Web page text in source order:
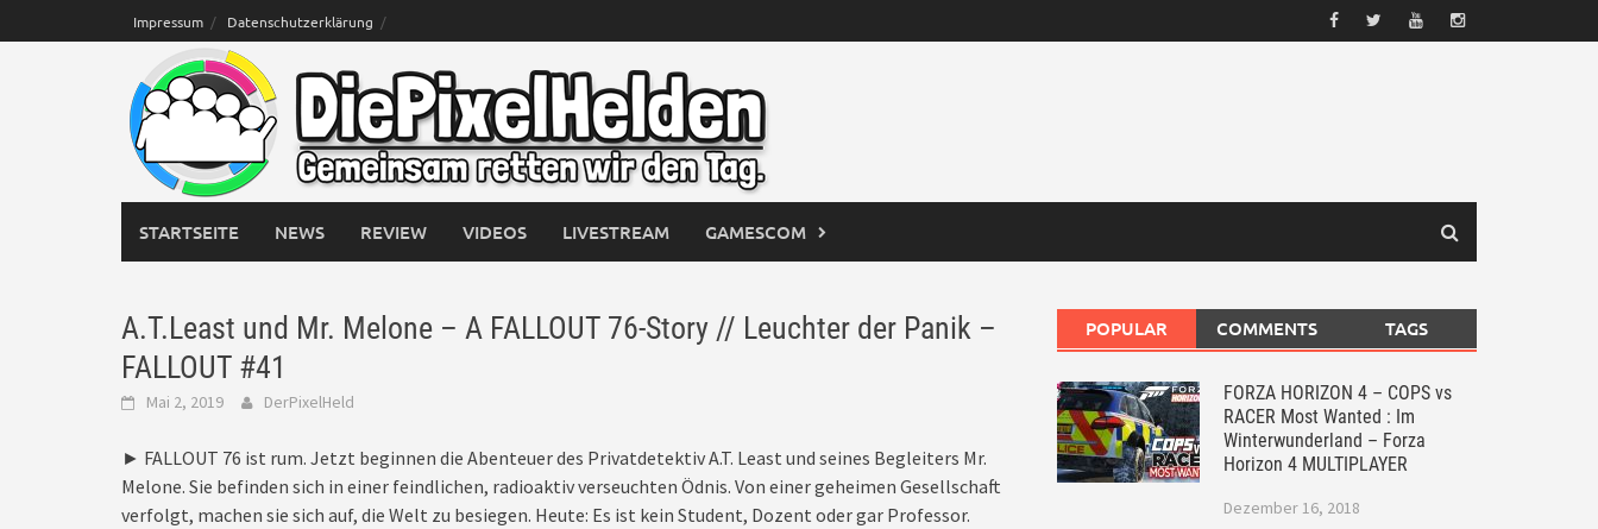
to
Impressum Datenschutzerklärung
STARTSEITE NEWS REVIEW VIDEOS LIVESTREAM GAMESCOM
A.T.Least und Mr. Melone – A FALLOUT 76-Story // Leuchter der Panik –
FALLOUT #41
Mai 2, 2019 DerPixelHeld
► FALLOUT 76 ist rum. Jetzt beginnen die Abenteuer des Privatdetektiv A.T. Least und seines Begleiters Mr.
Melone. Sie befinden sich in einer feindlichen, radioaktiv verseuchten Ödnis. Von einer geheimen Gesellschaft
verfolgt, machen sie sich auf, die Welt zu besiegen. Heute: Es ist kein Student, Dozent oder gar Professor.
POPULAR COMMENTS TAGS
FORZA HORIZON 4 – COPS vs
RACER Most Wanted : Im
Winterwunderland – Forza
Horizon 4 MULTIPLAYER
Dezember 16, 2018